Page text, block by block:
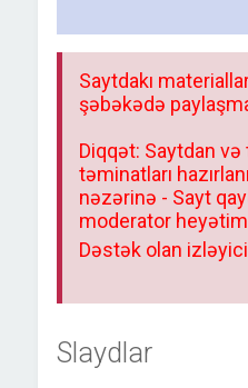
Saytdakı
şəbəkədə
Diqqət: Saytdan
təminatları
nəzərinə - Sayt
moderator
Dəstək olan
Slaydlar